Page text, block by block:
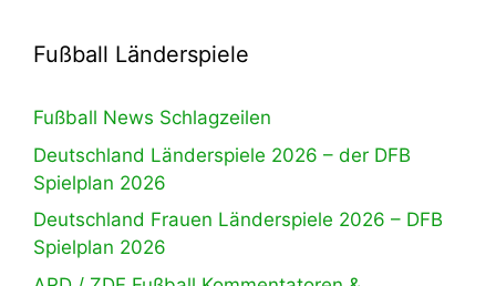
Fußball Länderspiele
Fußball News Schlagzeilen
Deutschland Länderspiele 2026 – der DFB
Spielplan 2026
Deutschland Frauen Länderspiele 2026 – DFB
Spielplan 2026